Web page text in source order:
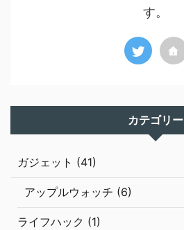
す。
カテゴリー
ガジェット (41)
アップルウォッチ (6)
ライフハック (1)